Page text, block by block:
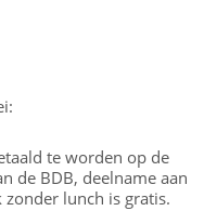
te worden op de
de BDB, deelname aan
lunch is gratis.